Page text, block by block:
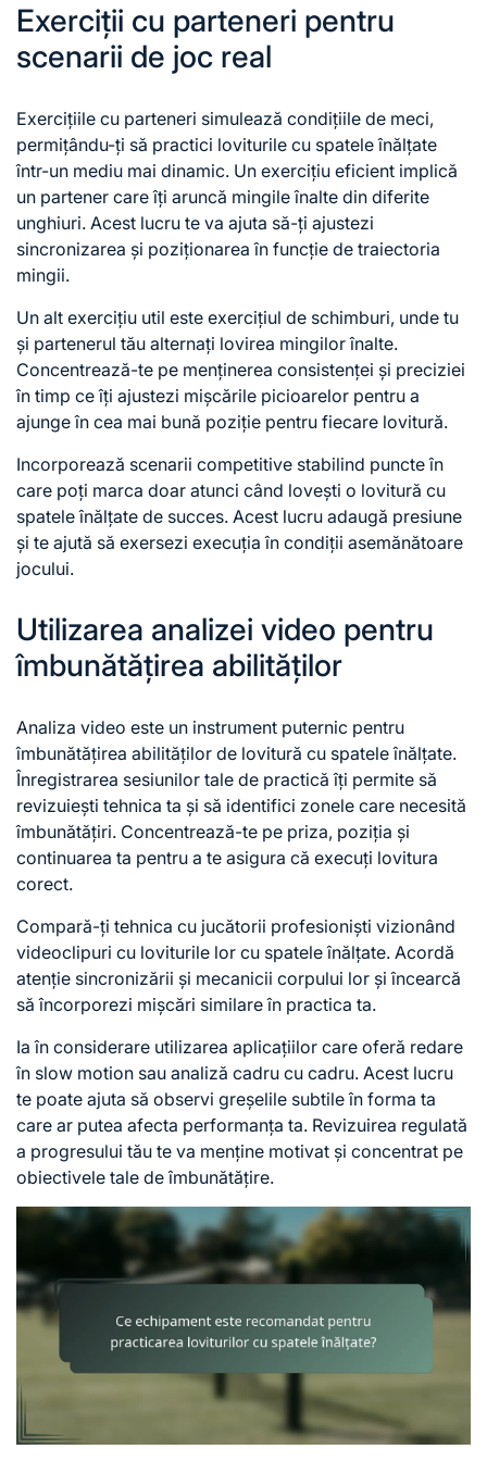
Exerciții cu parteneri pentru
scenarii de joc real
Exercițiile cu parteneri simulează condițiile de meci,
permițându-ți să practici loviturile cu spateleînălțate
într-un mediu mai dinamic. Un exercițiu eficient implică
un partener care îți aruncă mingile înalte din diferite
unghiuri. Acest lucru te va ajuta să-ți ajustezi
sincronizarea și poziționarea în funcție de traiectoria
mingii.
Un alt exercițiu util este exercițiul de schimburi, unde tu
și partenerul tău alternați lovirea mingilor înalte.
Concentrează-te pe menținerea consistenței și preciziei
în timp ce îți ajustezi mișcările picioarelor pentru a
ajunge în cea mai bună poziție pentru fiecare lovitură.
Incorporează scenarii competitive stabilind puncte în
care poți marca doar atunci când lovești o lovitură cu
spatele înălțate de succes. Acest lucru adaugă presiune
și te ajută să exersezi execuția în condiții asemănătoare
jocului.
Utilizarea analizei video pentru
îmbunătățirea abilităților
Analiza video este un instrument puternic pentru
îmbunătățirea abilităților de lovitură cu spatele înălțate.
Înregistrarea sesiunilor tale de practică îți permite să
revizuiești tehnica ta și să identifici zonele care necesită
îmbunătățiri. Concentrează-te pe priza, poziția și
continuarea ta pentru a te asigura că execuți lovitura
corect.
Compară-ți tehnica cu jucătorii profesioniști vizionând
videoclipuri cu loviturile lor cu spateleînălțate. Acordă
atenție sincronizării și mecanicii corpului lor și încearcă
să încorporezi mișcări similare în practica ta.
Ia în considerare utilizarea aplicațiilor care oferă redare
în slow motion sau analiză cadru cu cadru. Acest lucru
te poate ajuta să observi greșelile subtile în forma ta
care ar putea afecta performanța ta. Revizuirea regulată
a progresului tău te va menține motivat și concentrat pe
obiectivele tale de îmbunătățire.